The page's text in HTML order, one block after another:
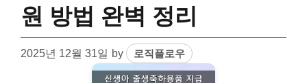
원 방법 완벽 정리
2025년 12월 31일 by 로직플로우